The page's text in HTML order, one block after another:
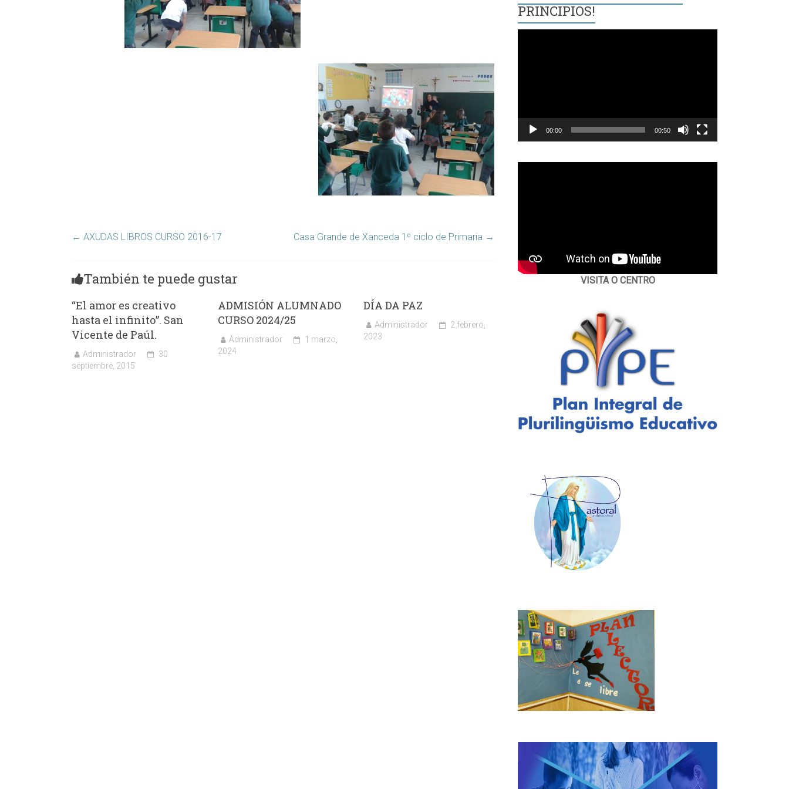
← AXUDAS LIBROS CURSO 2016-17 Casa Grande de Xanceda 1º ciclo de Primaria →
También te puede gustar
“El amor es creativo
hasta el infinito”. San
Vicente de Paúl.
Administrador
30
septiembre, 2015
ADMISIÓN ALUMNADO
CURSO 2024/25
Administrador
1 marzo,
2024
DÍA DA PAZ
Administrador
2 febrero,
2023
PRINCIPIOS!
00:00 00:50
VISITA O CENTRO